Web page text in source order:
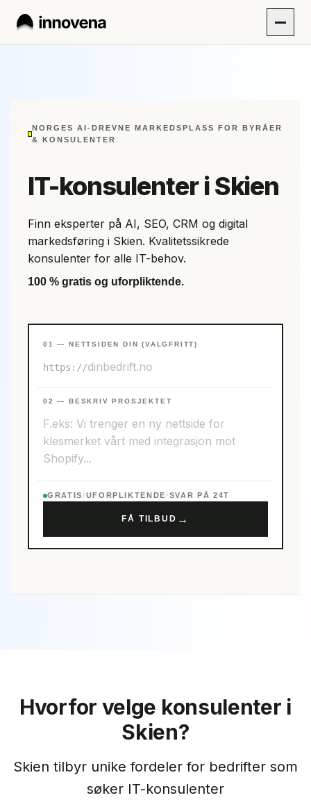
NORGES AI-DREVNE MARKEDSPLASS FOR BYRÅER
& KONSULENTER
IT-konsulenter i Skien
Finn eksperter på AI, SEO, CRM og digital
markedsføring i Skien. Kvalitetssikrede
konsulenter for alle IT-behov.
100 % gratis og uforpliktende.
01 — NETTSIDEN DIN (VALGFRITT)
https://
02 — BESKRIV PROSJEKTET
GRATIS/UFORPLIKTENDE/SVAR PÅ 24T
FÅ TILBUD →
Hvorfor velge konsulenter i
Skien?
Skien tilbyr unike fordeler for bedrifter som
søker IT-konsulenter